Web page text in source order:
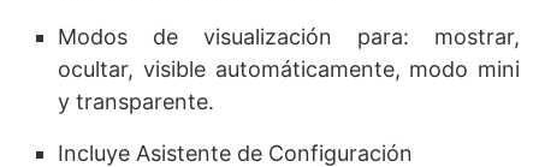
Modos de visualización para: mostrar,
ocultar, visible automáticamente, modo mini
y transparente.
Incluye Asistente de Configuración